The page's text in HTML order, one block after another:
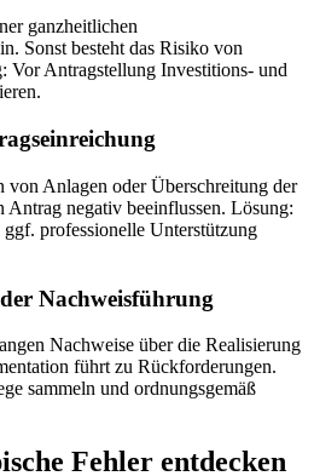
ganzheitlichen
Sonst besteht das Risiko von
Vor Antragstellung Investitions- und
von Anlagen oder Überschreitung der
Antrag negativ beeinflussen. Lösung:
professionelle Unterstützung
Nachweisführung
Nachweise über die Realisierung
führt zu Rückforderungen.
sammeln und ordnungsgemäß
Fehler entdecken